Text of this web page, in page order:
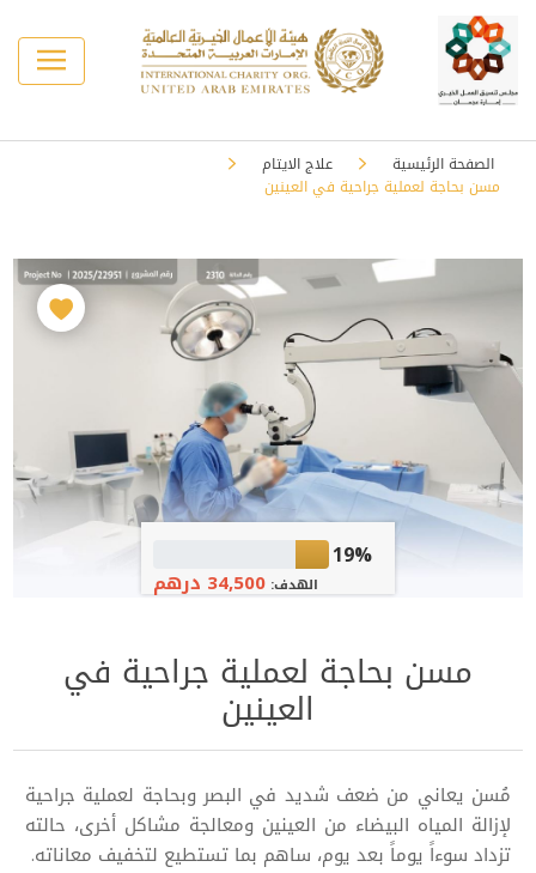
الصفحة الرئيسية
علاج الايتام
مسن بحاجة لعملية جراحية في العينين
19%
الهدف:34,500 درهم
مسن بحاجة لعملية جراحية في
العينين
مُسن يعاني من ضعف شديد في البصر وبحاجة لعملية جراحية
لإزالة المياه البيضاء من العينين ومعالجة مشاكل أخرى، حالته
تزداد سوءاً يوماً بعد يوم، ساهم بما تستطيع لتخفيف معاناته.